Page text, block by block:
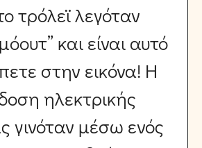
τρόλεϊ λεγόταν
και είναι αυτό
στην εικόνα! Η
ηλεκτρικής
γινόταν μέσω ενός